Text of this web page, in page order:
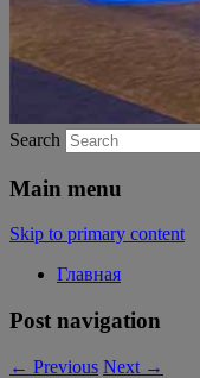
Search
Main menu
Skip to primary content
Главная
Post navigation
← Previous Next →